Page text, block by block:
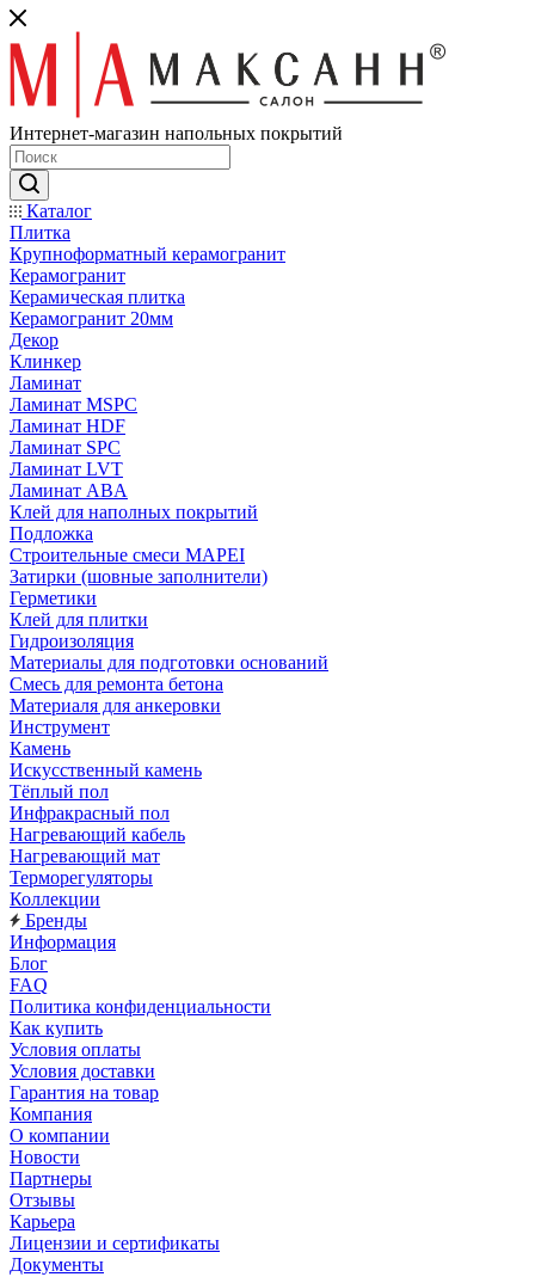
Интернет-магазин напольных покрытий
Каталог
Плитка
Крупноформатный керамогранит
Керамогранит
Керамическая плитка
Керамогранит 20мм
Декор
Клинкер
Ламинат
Ламинат MSPC
Ламинат HDF
Ламинат SPC
Ламинат LVT
Ламинат ABA
Клей для наполных покрытий
Подложка
Строительные смеси MAPEI
Затирки (шовные заполнители)
Герметики
Клей для плитки
Гидроизоляция
Материалы для подготовки оснований
Смесь для ремонта бетона
Материаля для анкеровки
Инструмент
Камень
Искусственный камень
Тёплый пол
Инфракрасный пол
Нагревающий кабель
Нагревающий мат
Терморегуляторы
Коллекции
Бренды
Информация
Блог
FAQ
Политика конфиденциальности
Как купить
Условия оплаты
Условия доставки
Гарантия на товар
Компания
О компании
Новости
Партнеры
Отзывы
Карьера
Лицензии и сертификаты
Документы